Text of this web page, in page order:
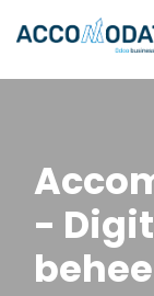
Overslaan naar
-